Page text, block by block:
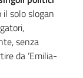
solo slogan
senza
da ‘Emilia-